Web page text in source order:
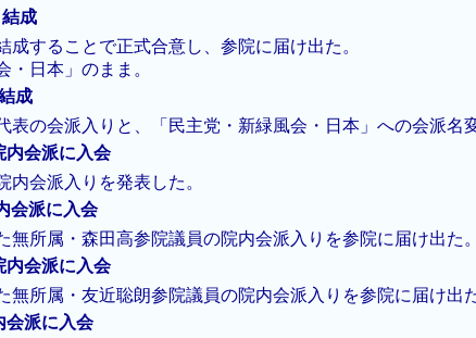
成
することで正式合意し、参院に届け出た。
日本」のまま。
成
表の会派入りと、「民主党・新緑風会・日本」への会派名
内会派に入会
会派入りを発表した。
会派に入会
無所属・森田高参院議員の院内会派入りを参院に届け出た
内会派に入会
無所属・友近聡朗参院議員の院内会派入りを参院に届け出
会派に入会